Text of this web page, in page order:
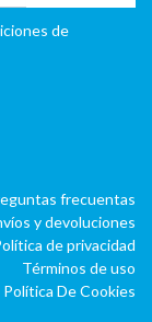
de
frecuentas
y devoluciones
de privacidad
Términos de uso
Política De Cookies